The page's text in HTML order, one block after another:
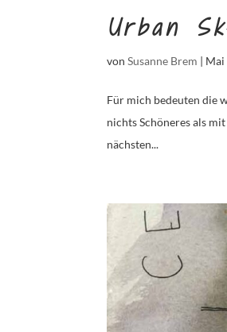
Urban
vonSusanne Brem | Mai
Für mich bedeuten die
nichts Schöneres als
nächsten...